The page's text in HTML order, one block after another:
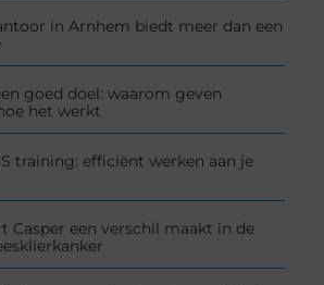
in Arnhem biedt meer dan een
goed doel: waarom geven
het werkt
training: efficiënt werken aan je
Casper een verschil maakt in de